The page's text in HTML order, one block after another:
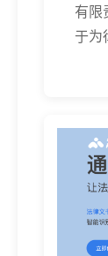
有限
于为